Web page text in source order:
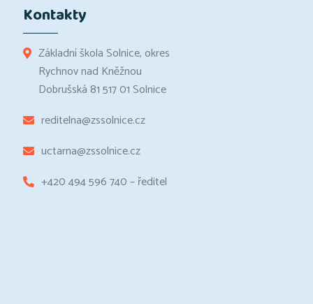
Kontakty
Základní škola Solnice, okres
Rychnov nad Kněžnou
Dobrušská 81 517 01 Solnice
reditelna@zssolnice.cz
uctarna@zssolnice.cz
+420 494 596 740 – ředitel